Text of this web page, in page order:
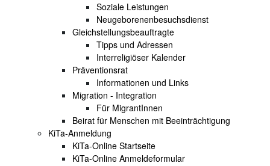
Soziale Leistungen
Neugeborenenbesuchsdienst
Gleichstellungsbeauftragte
Tipps und Adressen
Interreligiöser Kalender
Präventionsrat
Informationen und Links
Migration - Integration
Für MigrantInnen
Beirat für Menschen mit Beeinträchtigung
KiTa-Anmeldung
KiTa-Online Startseite
KiTa-Online Anmeldeformular